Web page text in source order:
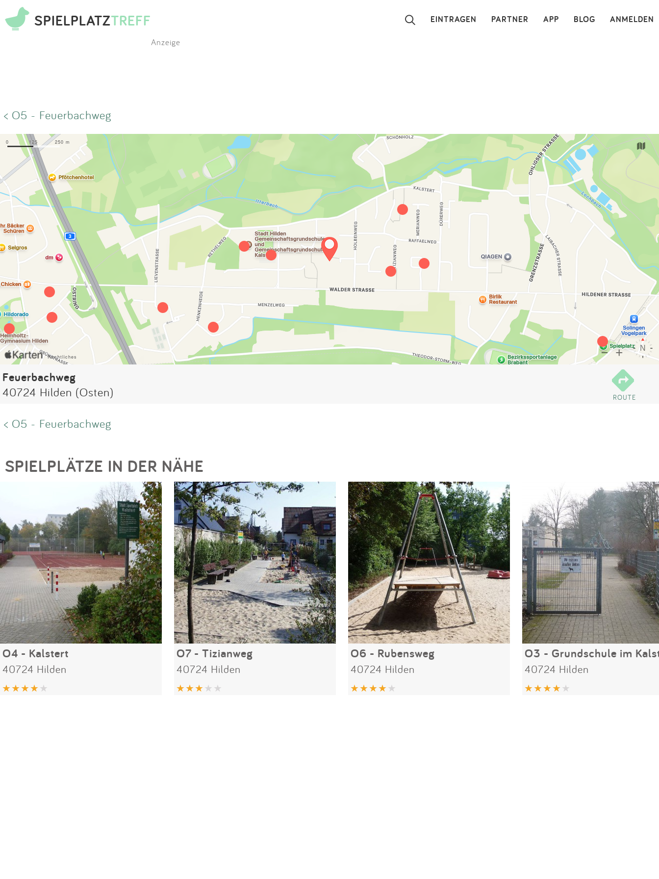
SPIELPLATZTREFF ANMELDEN
BLOG
APP
PARTNER
EINTRAGEN ×
Blog
Partner
Kontakt
Impressum
Anmelden
Anzeige
< O5 - Feuerbachweg
Feuerbachweg
40724 Hilden (Osten) ROUTE
< O5 - Feuerbachweg
SPIELPLÄTZE IN DER NÄHE
O4 - Kalstert
40724 Hilden
O7 - Tizianweg
40724 Hilden
O6 - Rubensweg
40724 Hilden
O3 - Grundschule im
40724 Hilden